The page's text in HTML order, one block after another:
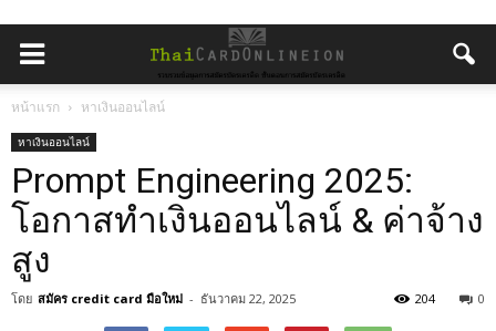
หน้าแรก หาเงินออนไลน์
หาเงินออนไลน์
Prompt Engineering 2025:
โอกาสทำเงินออนไลน์ & ค่าจ้าง
สูง
โดย สมัคร credit card มือใหม่ - ธันวาคม 22, 2025 0
204